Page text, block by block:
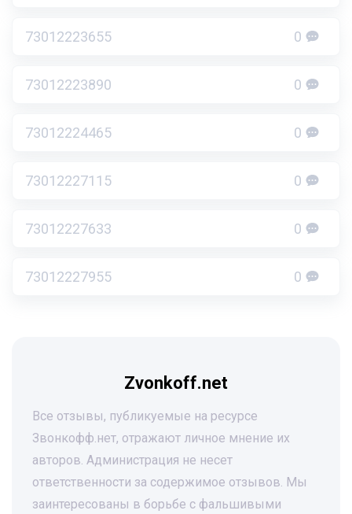
73012223655 0
73012223890 0
73012224465 0
73012227115 0
73012227633 0
73012227955 0
Zvonkoff.net
Все отзывы, публикуемые на ресурсе
Звонкофф.нет, отражают личное мнение их
авторов. Администрация не несет
ответственности за содержимое отзывов. Мы
заинтересованы в борьбе с фальшивыми